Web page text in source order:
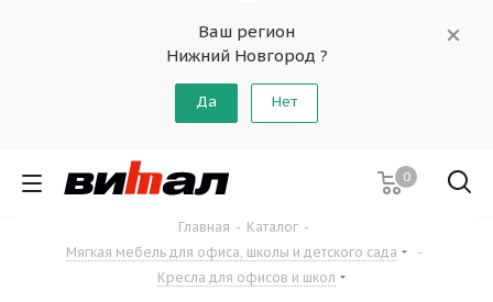
Ваш регион
Нижний Новгород ?
Да Нет
0
Главная - Каталог -
Мягкая мебель для офиса, школы и детского сада
-
Кресла для офисов и школ